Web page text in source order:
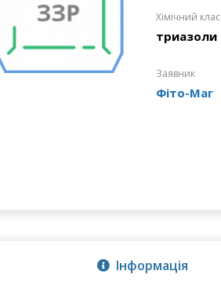
Хімічний клас
триазоли
Заявник
Фіто-Маг
Інформація